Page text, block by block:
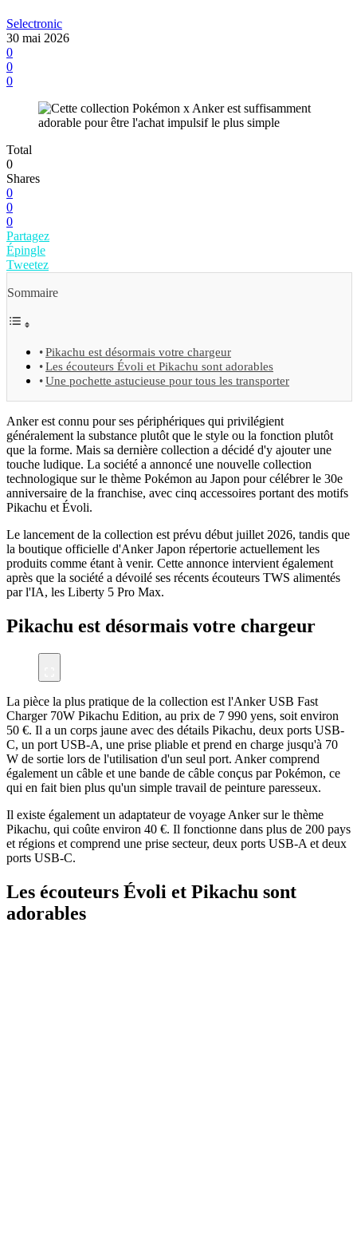
Selectronic
30 mai 2026
0
0
0
Total
0
Shares
0
0
0
Partagez
Épingle
Tweetez
Sommaire
Pikachu est désormais votre chargeur
Les écouteurs Évoli et Pikachu sont adorables
Une pochette astucieuse pour tous les transporter
Anker est connu pour ses périphériques qui privilégient
généralement la substance plutôt que le style ou la fonction plutôt
que la forme. Mais sa dernière collection a décidé d'y ajouter une
touche ludique. La société a annoncé une nouvelle collection
technologique sur le thème Pokémon au Japon pour célébrer le 30e
anniversaire de la franchise, avec cinq accessoires portant des motifs
Pikachu et Évoli.
Le lancement de la collection est prévu début juillet 2026, tandis que
la boutique officielle d'Anker Japon répertorie actuellement les
produits comme étant à venir. Cette annonce intervient également
après que la société a dévoilé ses récents écouteurs TWS alimentés
par l'IA, les Liberty 5 Pro Max.
Pikachu est désormais votre chargeur
La pièce la plus pratique de la collection est l'Anker USB Fast
Charger 70W Pikachu Edition, au prix de 7 990 yens, soit environ
50 €. Il a un corps jaune avec des détails Pikachu, deux ports USB-
C, un port USB-A, une prise pliable et prend en charge jusqu'à 70
W de sortie lors de l'utilisation d'un seul port. Anker comprend
également un câble et une bande de câble conçus par Pokémon, ce
qui en fait bien plus qu'un simple travail de peinture paresseux.
Il existe également un adaptateur de voyage Anker sur le thème
Pikachu, qui coûte environ 40 €. Il fonctionne dans plus de 200 pays
et régions et comprend une prise secteur, deux ports USB-A et deux
ports USB-C.
Les écouteurs Évoli et Pikachu sont
adorables